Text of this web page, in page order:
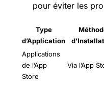
pour éviter les
Type
d’Application
Applications
de l’App
Store
Via l’App